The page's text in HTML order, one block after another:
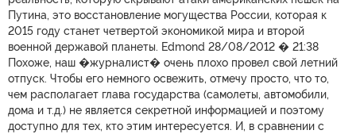
Путина, это восстановление могущества России, которая к
2015 году станет четвертой экономикой мира и второй
военной державой планеты. Edmond 28/08/2012 � 21:38
Похоже, наш �журналист� очень плохо провел свой летний
отпуск. Чтобы его немного освежить, отмечу просто, что то,
чем располагает глава государства (самолеты, автомобили,
дома и т.д.) не является секретной информацией и поэтому
доступно для тех, кто этим интересуется. И, в сравнении с